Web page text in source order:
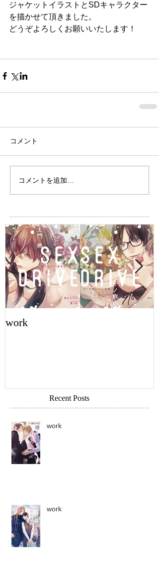
ジャケットイラストとSDキャラクター
を描かせて頂きました。
どうぞよろしくお願いいたします！
コメント
コメントを追加…
work
Recent Posts
work
work